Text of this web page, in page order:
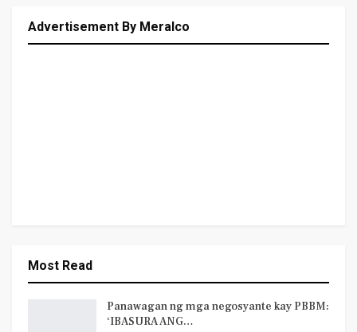
Advertisement By Meralco
Most Read
Panawagan ng mga negosyante kay PBBM:
‘IBASURA ANG…